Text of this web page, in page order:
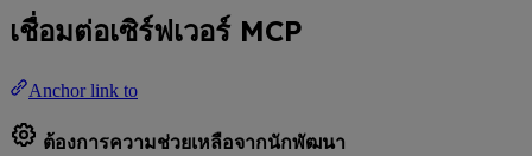
เชื่อมต่อเซิร์ฟเวอร์ MCP
Anchor link to
ต้องการความช่วยเหลือจากนักพัฒนา